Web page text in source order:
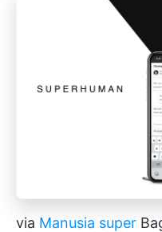
via Manusia super